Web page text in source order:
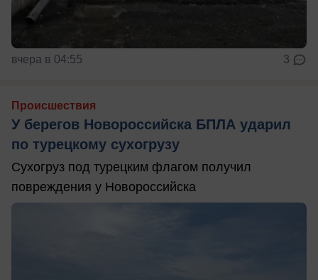
вчера в 04:55 3
Происшествия
У берегов Новороссийска БПЛА ударил
по турецкому сухогрузу
Сухогруз под турецким флагом получил
повреждения у Новороссийска